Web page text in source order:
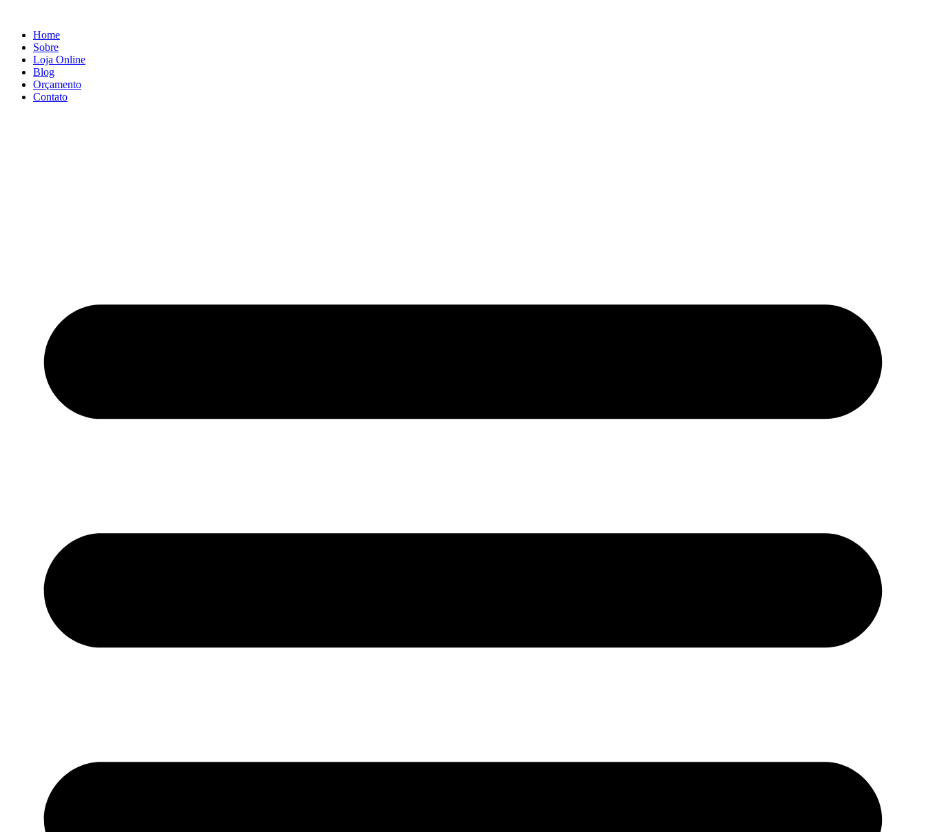
conteúdo
Home
Sobre
Loja Online
Blog
Orçamento
Contato